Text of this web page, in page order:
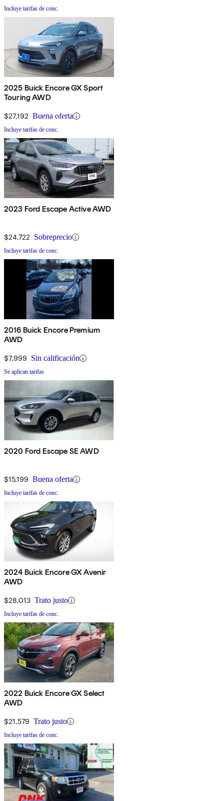
Incluye tarifas de conc.
2025 Buick Encore GX Sport
Touring AWD
$27,192 Buena oferta
Incluye tarifas de conc.
2023 Ford Escape Active AWD
$24,722 Sobreprecio
Incluye tarifas de conc.
2016 Buick Encore Premium
AWD
$7,999 Sin calificación
Se aplican tarifas
2020 Ford Escape SE AWD
$15,199 Buena oferta
Incluye tarifas de conc.
2024 Buick Encore GX Avenir
AWD
$28,013 Trato justo
Incluye tarifas de conc.
2022 Buick Encore GX Select
AWD
$21,579 Trato justo
Incluye tarifas de conc.